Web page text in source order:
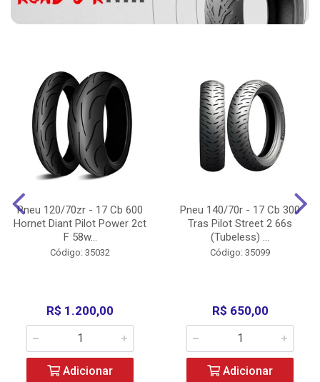
Pneu 120/70zr - 17 Cb 600
Hornet Diant Pilot Power 2ct
F 58w...
Código: 35032
R$ 1.200,00
Adicionar
Pneu 140/70r - 17 Cb 300
Tras Pilot Street 2 66s
(Tubeless) ...
Código: 35099
R$ 650,00
Adicionar